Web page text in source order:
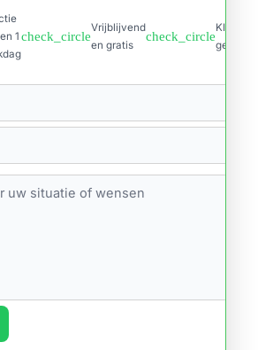
1 check_circle
Vrijblijvend
en gratis
check_circle
KIWA